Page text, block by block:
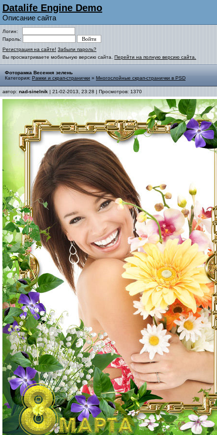
Datalife Engine Demo
Описание сайта
Логин:
Пароль:
Регистрация на сайте! Забыли пароль?
Вы просматриваете мобильную версию сайта. Перейти на полную версию сайта.
Фоторамка Весення зелень
Категория: Рамки и скрап-странички » Многослойные скрап-странички в PSD
автор: nad-sinelnik | 21-02-2013, 23:28 | Просмотров: 1370